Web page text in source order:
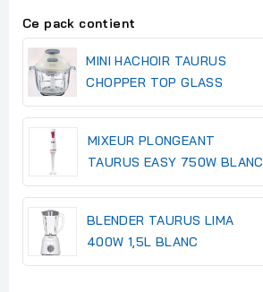
Ce pack contient
MINI HACHOIR TAURUS
CHOPPER TOP GLASS
MIXEUR PLONGEANT
TAURUS EASY 750W BLANC
BLENDER TAURUS LIMA
400W 1,5L BLANC